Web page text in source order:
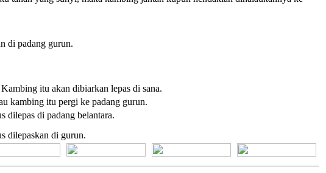
di padang gurun.
itu akan dibiarkan lepas di sana.
kambing itu pergi ke padang gurun.
dilepas di padang belantara.
dilepaskan di gurun.